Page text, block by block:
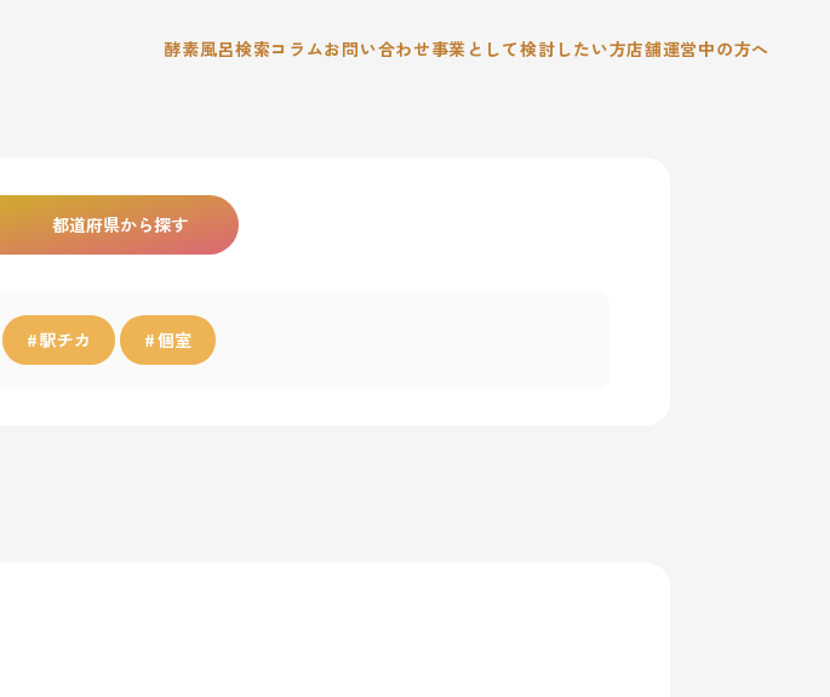
酵素風呂検索コラムお問い合わせ事業として検討したい方店舗運営中の方へ
都道府県から探す
駅チカ 個室